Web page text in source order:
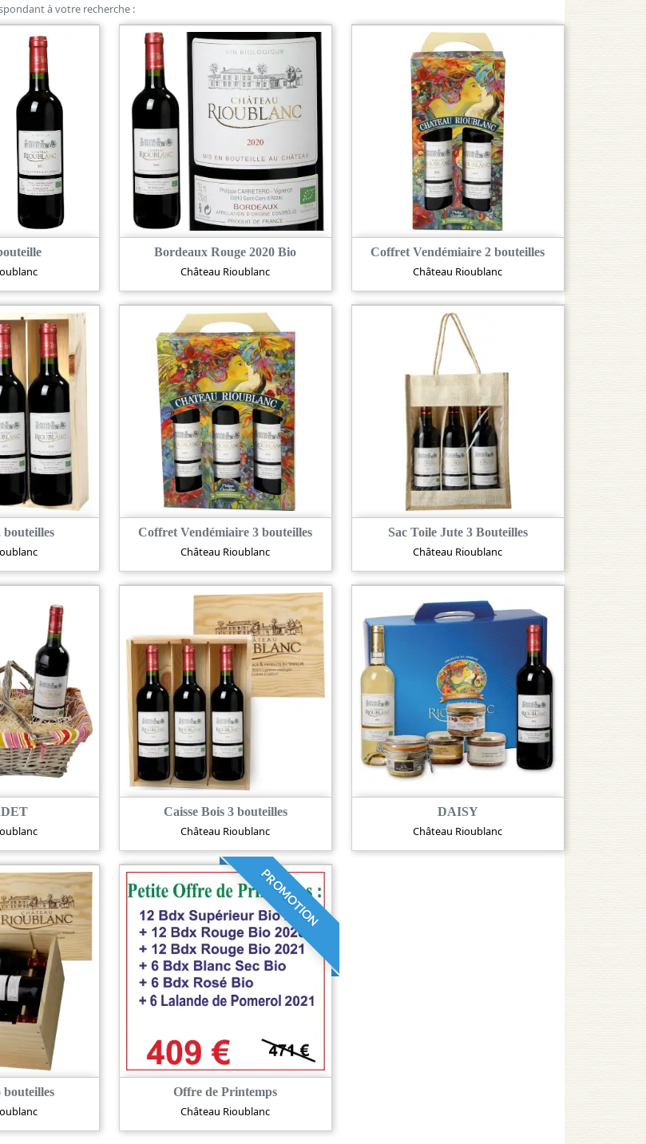
à votre recherche :
Bordeaux Rouge 2020 Bio
Château Rioublanc
Coffret Vendémiaire 2 bouteilles
Château Rioublanc
bouteilles Coffret Vendémiaire 3 bouteilles
Château Rioublanc
Sac Toile Jute 3 Bouteilles
Château Rioublanc
Caisse Bois 3 bouteilles
Château Rioublanc
DAISY
Château Rioublanc
bouteilles
PROMOTION
Offre de Printemps
Château Rioublanc